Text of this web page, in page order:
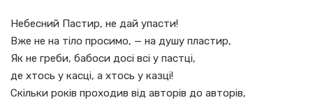
Небесний Пастир, не дай упасти!
Вже не на тіло просимо, — на душу пластир,
Як не греби, бабоси досі всі у пастці,
де хтось у касці, а хтось у казці!
Скільки років проходив від авторів до авторів,